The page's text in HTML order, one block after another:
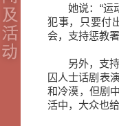
她说：“运动
犯事，只要付
会，支持惩教
另外，支持
囚人士话剧表
和冷漠，但剧
活中，大众也